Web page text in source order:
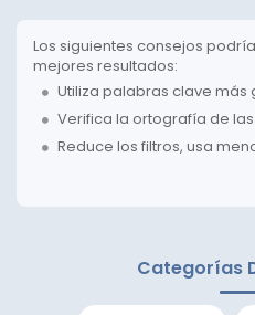
Los siguientes consejos
mejores resultados:
Utiliza palabras clave más
Verifica la ortografía de
Reduce los filtros, usa
Categorías